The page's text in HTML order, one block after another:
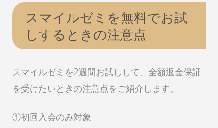
スマイルゼミを無料でお試
しするときの注意点
スマイルゼミを2週間お試しして、全額返金保証
を受けたいときの注意点をご紹介します。
①初回入会のみ対象